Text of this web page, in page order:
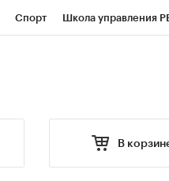
Спорт Школа управления
В